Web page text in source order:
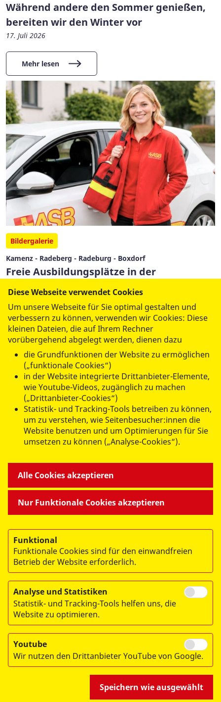
Während andere den Sommer genießen,
bereiten wir den Winter vor
17. Juli 2026
Mehr lesen
Bildergalerie
Kamenz - Radeberg - Radeburg - Boxdorf
Freie Ausbildungsplätze in der
ambulanten Pflege – jetzt bewerben!
Mehr lesen
1(aktuell)
2 3
… 63
MITMACHEN & HELFEN
BESONDERE PROJEKTE
© 2026 ASB Dresden & Kamenz
Impressum
Datenschutz
Hinweisgebersystem
Diese Webseite verwendet Cookies
Um unsere Webseite für Sie optimal gestalten und
verbessern zu können, verwenden wir Cookies: Diese
kleinen Dateien, die auf Ihrem Rechner
vorübergehend abgelegt werden, dienen dazu
die Grundfunktionen der Website zu ermöglichen
(„funktionale Cookies“)
in der Website integrierte Drittanbieter-Elemente,
wie Youtube-Videos, zugänglich zu machen
(„Drittanbieter-Cookies“)
Statistik- und Tracking-Tools betreiben zu können,
um zu verstehen, wie Seitenbesucher:innen die
Website benutzen und um Optimierungen für Sie
umsetzen zu können („Analyse-Cookies“).
Nur Funktionale Cookies akzeptieren
Alle Cookies akzeptieren
Funktional
Funktionale Cookies sind für den einwandfreien
Betrieb der Website erforderlich.
Analyse und Statistiken
Statistik- und Tracking-Tools helfen uns, die
Website zu optimieren.
Youtube
Wir nutzen den Drittanbieter YouTube von Google.
Speichern wie ausgewählt